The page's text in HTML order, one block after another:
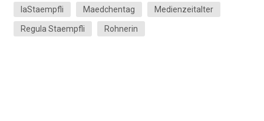
laStaempfli Maedchentag Medienzeitalter
Regula Staempfli Rohnerin